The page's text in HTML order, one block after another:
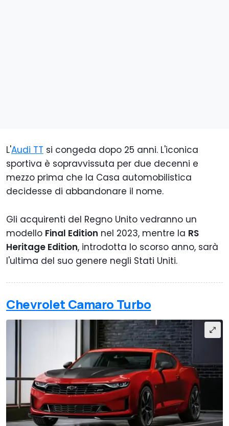
L'Audi TT si congeda dopo 25 anni. L'iconica
sportiva è sopravvissuta per due decenni e
mezzo prima che la Casa automobilistica
decidesse di abbandonare il nome.
Gli acquirenti del Regno Unito vedranno un
modello Final Edition nel 2023, mentre la RS
Heritage Edition, introdotta lo scorso anno, sarà
l'ultima del suo genere negli Stati Uniti.
Chevrolet Camaro Turbo